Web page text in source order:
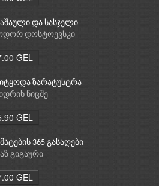
და სასჯელი
დოსტოევსკი
GEL
იტყოდა ზარატუსტრა
ნიცშე
GEL
365 გასაღები
გიგაური
GEL